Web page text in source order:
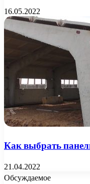
16.05.2022
Как выбрать
21.04.2022
Обсуждаемое